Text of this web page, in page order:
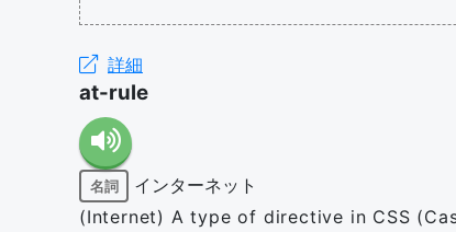
詳細
at-rule
名詞
インターネット
(Internet) A type of directive in CSS